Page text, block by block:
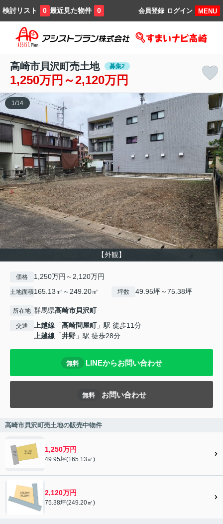
検討リスト 0 最近見た物件 0 MENU
ログイン
会員登録
高崎市貝沢町売土地 募集2
1,250万円～2,120万円
【外観】
1 /14
価格 1,250万円～2,120万円
土地面積165.13㎡～249.20㎡ 坪数 49.95坪～75.38坪
所在地 群馬県高崎市貝沢町
交通 上越線 「高崎問屋町」駅 徒歩11分
上越線 「井野 」駅 徒歩28分
無料 LINEからお問い合わせ
無料 お問い合わせ
高崎市貝沢町売土地の販売中物件
1,250万円
49.95坪(165.13㎡)
2,120万円
75.38坪(249.20㎡)